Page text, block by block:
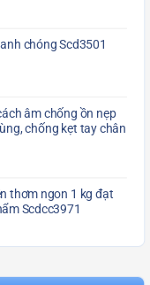
chóng Scd3501
âm chống ồn nẹp
chống kẹt tay chân
thơm ngon 1 kg đạt
Scdcc3971